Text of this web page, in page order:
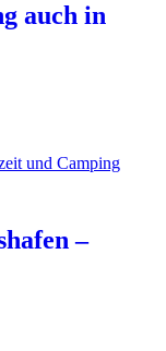
auch in
–